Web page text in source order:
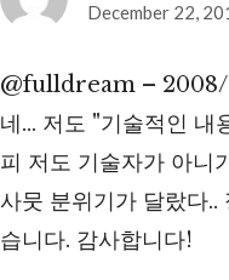
December 22,
@fulldream –
네… 저도 "기술적인 내
피 저도 기술자가 아니
사뭇 분위기가 달랐다
습니다. 감사합니다!